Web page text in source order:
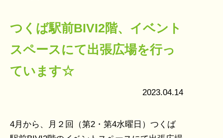
つくば駅前BIVI2階、イベント
スペースにて出張広場を行っ
ています☆
2023.04.14
4月から、月２回（第2・第4水曜日）つくば